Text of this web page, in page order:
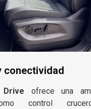
conectividad
Drive ofrece una
control